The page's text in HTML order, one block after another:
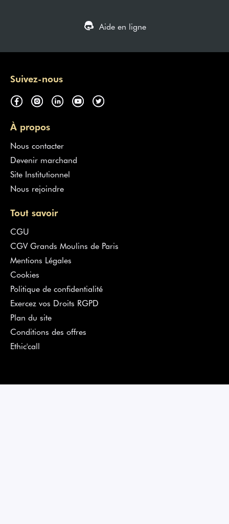
Aide en ligne
Suivez-nous
À propos
Nous contacter
Devenir marchand
Site Institutionnel
Nous rejoindre
Tout savoir
CGU
CGV Grands Moulins de Paris
Mentions Légales
Cookies
Politique de confidentialité
Exercez vos Droits RGPD
Plan du site
Conditions des offres
Ethic'call